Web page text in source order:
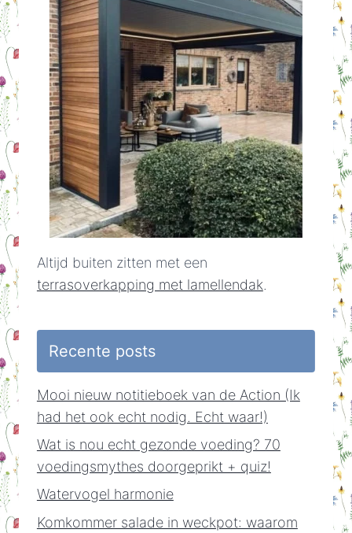
Altijd buiten zitten met een
terrasoverkapping met lamellendak.
Recente posts
Mooi nieuw notitieboek van de Action (Ik
had het ook echt nodig. Echt waar!)
Wat is nou echt gezonde voeding? 70
voedingsmythes doorgeprikt + quiz!
Watervogel harmonie
Komkommer salade in weckpot: waarom